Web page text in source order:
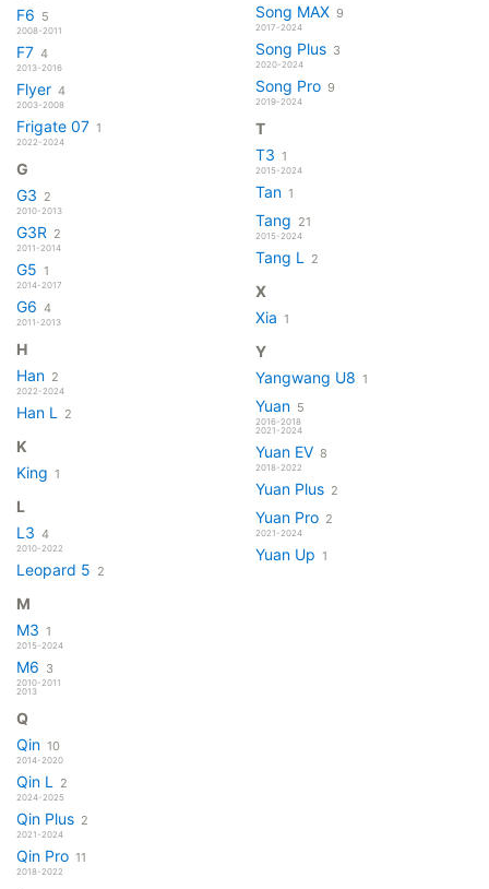
F6 5
2008-2011
F7 4
2013-2016
Flyer 4
2003-2008
Frigate 07 1
2022-2024
G
G3 2
2010-2013
G3R 2
2011-2014
G5 1
2014-2017
G6 4
2011-2013
H
Han 2
2022-2024
Han L 2
K
King 1
L
L3 4
2010-2022
Leopard 5 2
M
M3 1
2015-2024
M6 3
2010-2011
2013
Q
Qin 10
2014-2020
Qin L 2
2024-2025
Qin Plus 2
2021-2024
Qin Pro 11
2018-2022
Song MAX 9
2017-2024
Song Plus 3
2020-2024
Song Pro 9
2019-2024
T
T3 1
2015-2024
Tan 1
Tang 21
2015-2024
Tang L 2
X
Xia 1
Y
Yangwang U8 1
Yuan 5
2016-2018
2021-2024
Yuan EV 8
2018-2022
Yuan Plus 2
Yuan Pro 2
2021-2024
Yuan Up 1